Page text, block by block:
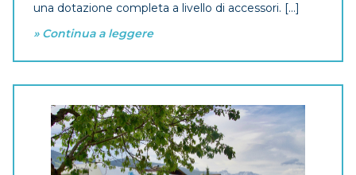
una dotazione completa a livello di accessori. [...]
» Continua a leggere